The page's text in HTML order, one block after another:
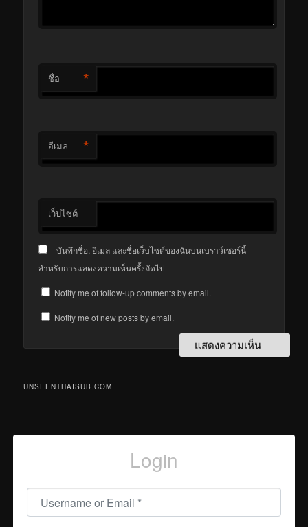
ชื่อ *
อีเมล *
เว็บไซต์
บันทึกชื่อ, อีเมล และชื่อเว็บไซต์ของฉันบนเบราว์เซอร์นี้
สำหรับการแสดงความเห็นครั้งถัดไป
Notify me of follow-up comments by email.
Notify me of new posts by email.
UNSEENTHAISUB.COM
Login
Username or Email